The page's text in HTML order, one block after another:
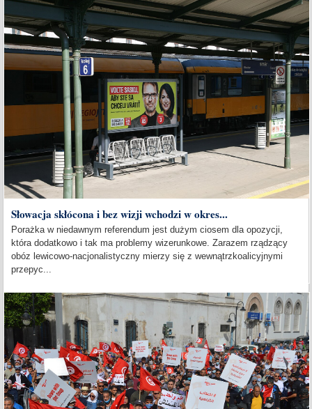
Słowacja skłócona i bez wizji wchodzi w okres...
Porażka w niedawnym referendum jest dużym ciosem dla opozycji,
która dodatkowo i tak ma problemy wizerunkowe. Zarazem rządzący
obóz lewicowo-nacjonalistyczny mierzy się z wewnątrzkoalicyjnymi
przepyc...